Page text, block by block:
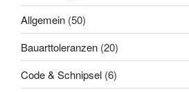
Allgemein (50)
Bauarttoleranzen (20)
Code & Schnipsel (6)